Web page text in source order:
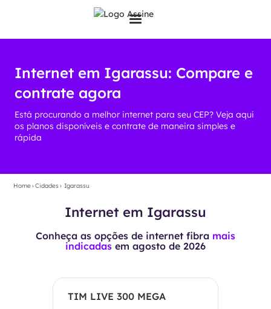
Internet em Igarassu: Compare e
contrate agora
Está procurando a melhor internet para seu CEP? Veja aqui
os planos disponíveis e contrate de maneira simples e
rápida
Home›Cidades› Igarassu
Internet em Igarassu
Conheça as opções de internet fibra mais
indicadas em agosto de 2026
TIM LIVE 300 MEGA